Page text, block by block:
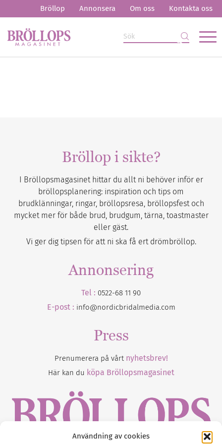
Användning av cookies
Bröllop Annonsera Om oss Kontakta oss
Bröllop i sikte?
I Bröllopsmagasinet hittar du allt ni behöver inför er
bröllopsplanering: inspiration och tips om
brudklänningar, ringar, bröllopsresa, bröllopsfest och
mycket mer för både brud, brudgum, tärna, toastmaster
eller gäst.
Vi ger dig tipsen för att ni ska få ert drömbröllop.
Annonsering
Tel : 0522-68 11 90
E-post : info@nordicbridalmedia.com
Press
Prenumerera på vårt nyhetsbrev!
Här kan du köpa Bröllopsmagasinet